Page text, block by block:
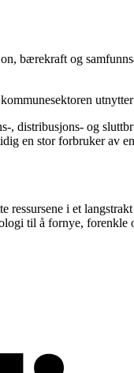
bærekraft og
distribusjons- og
en stor forbruker av
i et
til å fornye,